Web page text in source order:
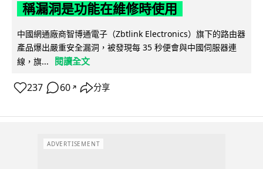
稱漏洞是功能在維修時使用
中國網通廠商智博通電子（Zbtlink Electronics）旗下的路由器
產品爆出嚴重安全漏洞，被發現每 35 秒便會與中國伺服器連
線，旗...
閱讀全文
237 60 ↗ 分享
ADVERTISEMENT